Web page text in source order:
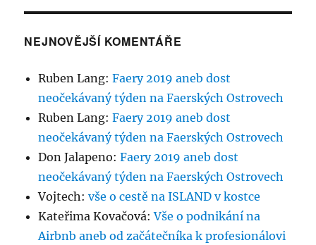
NEJNOVĚJŠÍ KOMENTÁŘE
Ruben Lang:Faery 2019 aneb dost
neočekávaný týden na Faerských Ostrovech
Ruben Lang:Faery 2019 aneb dost
neočekávaný týden na Faerských Ostrovech
Don Jalapeno:Faery 2019 aneb dost
neočekávaný týden na Faerských Ostrovech
Vojtech:vše o cestě na ISLAND v kostce
Kateřima Kovačová:Vše o podnikání na
Airbnb aneb od začátečníka k profesionálovi